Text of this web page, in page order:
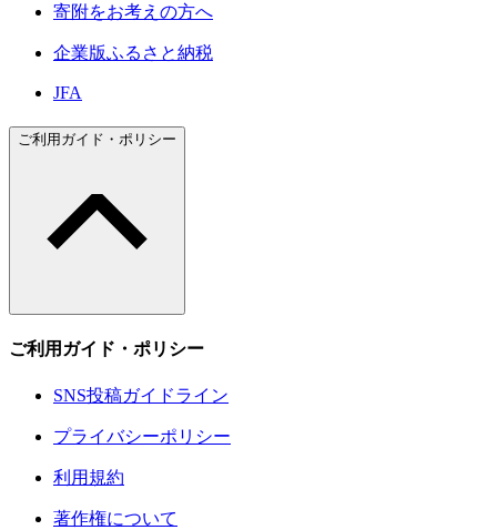
寄附をお考えの方へ
企業版ふるさと納税
JFA
ご利用ガイド・ポリシー
ご利用ガイド・ポリシー
SNS投稿ガイドライン
プライバシーポリシー
利用規約
著作権について